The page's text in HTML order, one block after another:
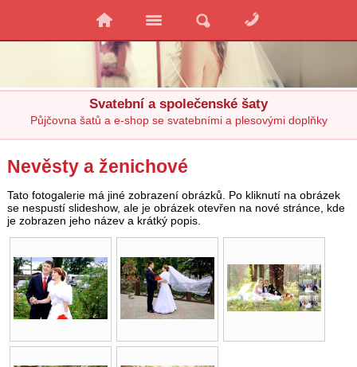
Svatební a společenské šaty
Půjčovna šatů a e-shop se svatebními a plesovými doplňky
Nevěsty a ženichové
Tato fotogalerie má jiné zobrazení obrázků. Po kliknutí na obrázek
se nespustí slideshow, ale je obrázek otevřen na nové stránce, kde
je zobrazen jeho název a krátký popis.